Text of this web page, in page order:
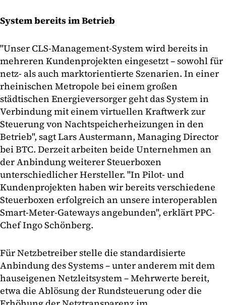
System bereits im Betrieb
"Unser CLS-Management-System wird bereits in
mehreren Kundenprojekten eingesetzt – sowohl für
netz- als auch marktorientierte Szenarien. In einer
rheinischen Metropole bei einem großen
städtischen Energieversorger geht das System in
Verbindung mit einem virtuellen Kraftwerk zur
Steuerung von Nachtspeicherheizungen in den
Betrieb", sagt Lars Austermann, Managing Director
bei BTC. Derzeit arbeiten beide Unternehmen an
der Anbindung weiterer Steuerboxen
unterschiedlicher Hersteller. "In Pilot- und
Kundenprojekten haben wir bereits verschiedene
Steuerboxen erfolgreich an unsere interoperablen
Smart-Meter-Gateways angebunden", erklärt PPC-
Chef Ingo Schönberg.
Für Netzbetreiber stelle die standardisierte
Anbindung des Systems – unter anderem mit dem
hauseigenen Netzleitsystem – Mehrwerte bereit,
etwa die Ablösung der Rundsteuerung oder die